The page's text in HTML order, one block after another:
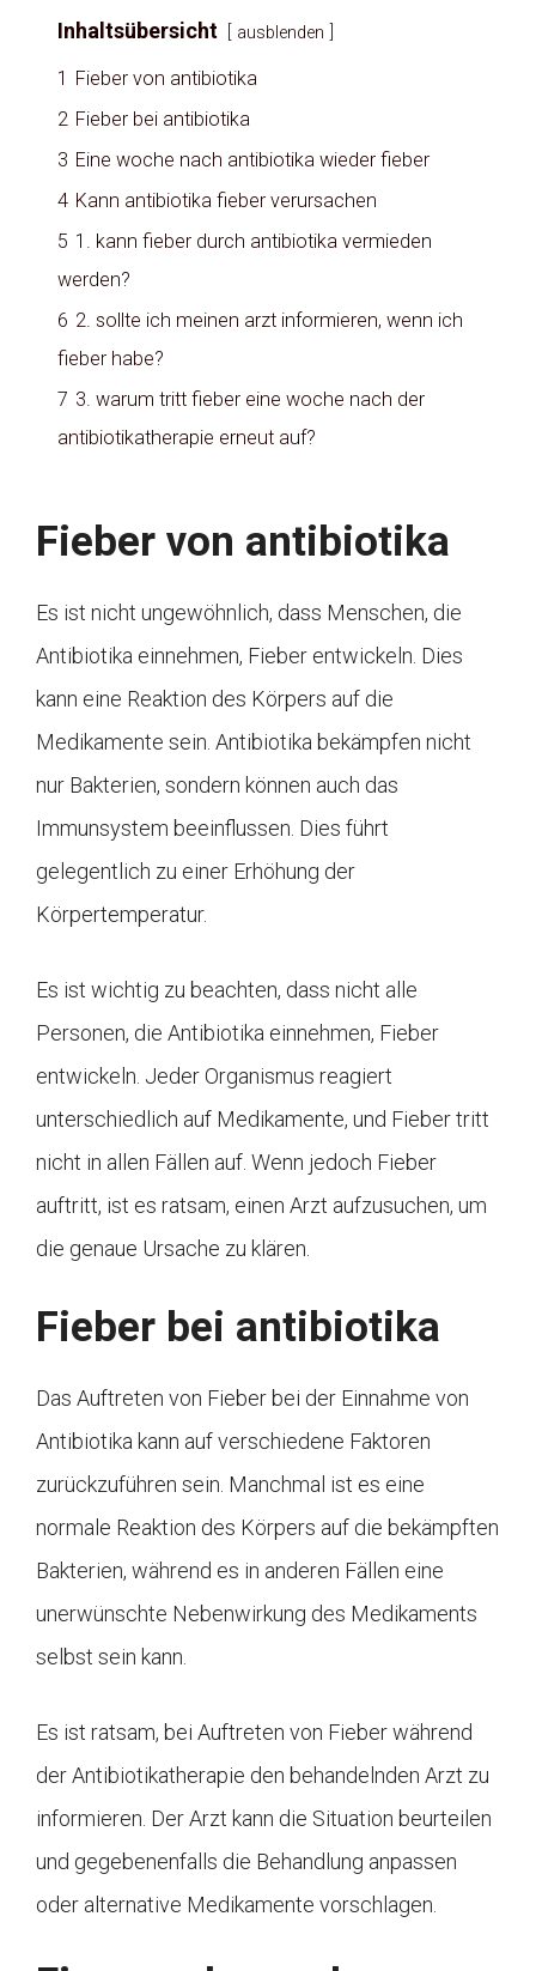
Inhaltsübersicht ausblenden
1 Fieber von antibiotika
2 Fieber bei antibiotika
3 Eine woche nach antibiotika wieder fieber
4 Kann antibiotika fieber verursachen
5 1. kann fieber durch antibiotika vermieden
werden?
6 2. sollte ich meinen arzt informieren, wenn ich
fieber habe?
7 3. warum tritt fieber eine woche nach der
antibiotikatherapie erneut auf?
Fieber von antibiotika
Es ist nicht ungewöhnlich, dass Menschen, die
Antibiotika einnehmen, Fieber entwickeln. Dies
kann eine Reaktion des Körpers auf die
Medikamente sein. Antibiotika bekämpfen nicht
nur Bakterien, sondern können auch das
Immunsystem beeinflussen. Dies führt
gelegentlich zu einer Erhöhung der
Körpertemperatur.
Es ist wichtig zu beachten, dass nicht alle
Personen, die Antibiotika einnehmen, Fieber
entwickeln. Jeder Organismus reagiert
unterschiedlich auf Medikamente, und Fieber tritt
nicht in allen Fällen auf. Wenn jedoch Fieber
auftritt, ist es ratsam, einen Arzt aufzusuchen, um
die genaue Ursache zu klären.
Fieber bei antibiotika
Das Auftreten von Fieber bei der Einnahme von
Antibiotika kann auf verschiedene Faktoren
zurückzuführen sein. Manchmal ist es eine
normale Reaktion des Körpers auf die bekämpften
Bakterien, während es in anderen Fällen eine
unerwünschte Nebenwirkung des Medikaments
selbst sein kann.
Es ist ratsam, bei Auftreten von Fieber während
der Antibiotikatherapie den behandelnden Arzt zu
informieren. Der Arzt kann die Situation beurteilen
und gegebenenfalls die Behandlung anpassen
oder alternative Medikamente vorschlagen.